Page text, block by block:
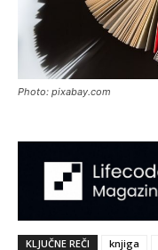
Photo: pixabay.com
KLJUČNE REČI knjiga